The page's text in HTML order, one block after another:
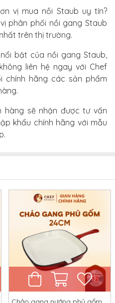
vị mua nồi Staub uy tín?
phân phối nồi gang Staub
trên thị trường.
bật của nồi gang Staub,
liên hệ ngay với Chef
chính hãng các sản phẩm
hàng sẽ nhận được tư vấn
khẩu chính hãng với mẫu